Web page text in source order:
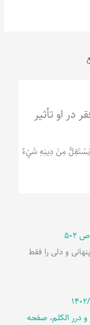
در او تأثیر
مِنْ دِينِهِ شَيْ‌ءٌ
و دلی را فقط
۲۱
درر الکلم، صفحه